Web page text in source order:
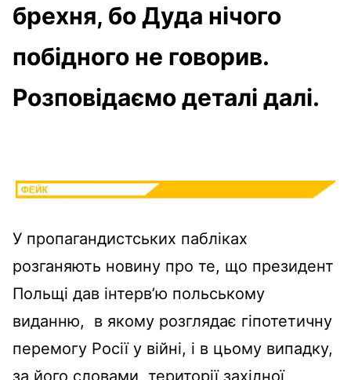
брехня, бо Дуда нічого
побідного не говорив.
Розповідаємо деталі далі.
У пропагандистських пабліках
розганяють новину про те, що президент
Польщі дав інтерв’ю польському
виданню, в якому розглядає гіпотетичну
перемогу Росії у війні, і в цьому випадку,
за його словами, території західної